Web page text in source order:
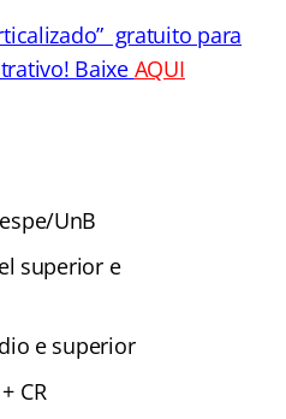
gratuito para
Baixe AQUI
UnB
superior e
e superior
CR